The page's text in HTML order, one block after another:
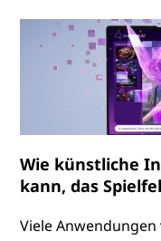
Wie künstliche
kann, das
Viele